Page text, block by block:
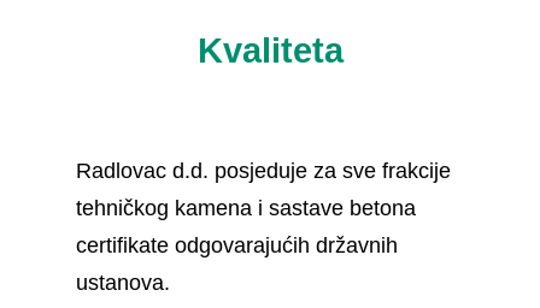
Kvaliteta
Radlovac d.d. posjeduje za sve frakcije
tehničkog kamena i sastave betona
certifikate odgovarajućih državnih
ustanova.